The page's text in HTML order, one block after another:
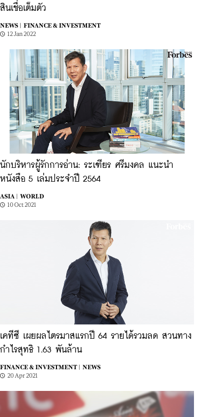
สินเชื่อเต็มตัว
NEWS |
FINANCE & INVESTMENT
12 Jan 2022
นักบริหารผู้รักการอ่าน: ระเฑียร ศรีมงคล แนะนำ
หนังสือ 5 เล่มประจำปี 2564
ASIA |
WORLD
10 Oct 2021
เคทีซี เผยผลไตรมาสแรกปี 64 รายได้รวมลด สวนทาง
กำไรสุทธิ 1.63 พันล้าน
FINANCE & INVESTMENT |
NEWS
20 Apr 2021